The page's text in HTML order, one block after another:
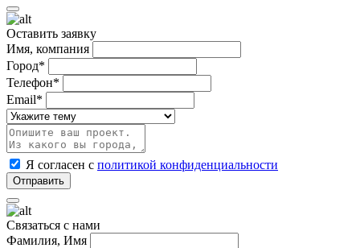
Оставить заявку
Имя, компания
Город*
Телефон*
Email*
Я согласен с политикой конфиденциальности
Связаться с нами
Фамилия, Имя